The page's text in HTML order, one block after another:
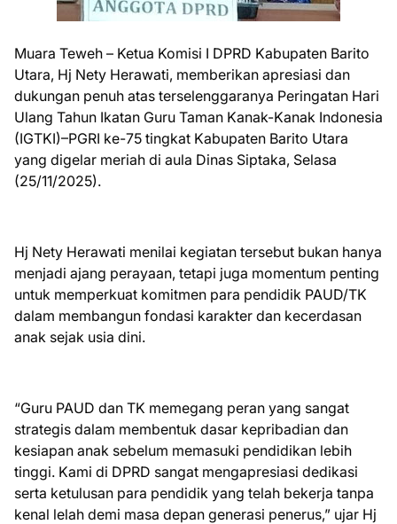
Muara Teweh – Ketua Komisi I DPRD Kabupaten Barito
Utara, Hj Nety Herawati, memberikan apresiasi dan
dukungan penuh atas terselenggaranya Peringatan Hari
Ulang Tahun Ikatan Guru Taman Kanak-Kanak Indonesia
(IGTKI)–PGRI ke-75 tingkat Kabupaten Barito Utara
yang digelar meriah di aula Dinas Siptaka, Selasa
(25/11/2025).
Hj Nety Herawati menilai kegiatan tersebut bukan hanya
menjadi ajang perayaan, tetapi juga momentum penting
untuk memperkuat komitmen para pendidik PAUD/TK
dalam membangun fondasi karakter dan kecerdasan
anak sejak usia dini.
“Guru PAUD dan TK memegang peran yang sangat
strategis dalam membentuk dasar kepribadian dan
kesiapan anak sebelum memasuki pendidikan lebih
tinggi. Kami di DPRD sangat mengapresiasi dedikasi
serta ketulusan para pendidik yang telah bekerja tanpa
kenal lelah demi masa depan generasi penerus,” ujar Hj